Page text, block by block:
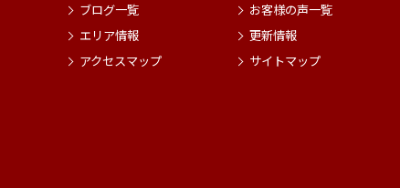
ブログ一覧
エリア情報
アクセスマップ
お客様の声一覧
更新情報
サイトマップ